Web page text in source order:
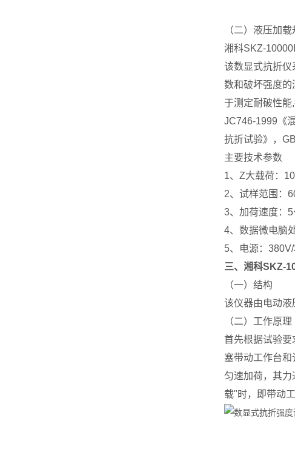
（二）液压加载
湘科SKZ-
该数显式抗折仪
数和破坏强度的
于测定耐破性能
JC746-1999《
抗折试验》，
主要技术参数
1、Z大载荷：
2、试样范围：
3、加荷速度：5
4、数据微电脑
5、电源：
三、湘科SKZ-
（一）结构
该仪器由电动液
（二）工作原理
首先根据试验要
塞带动工作台
匀速加荷，其力
载"时，即带动